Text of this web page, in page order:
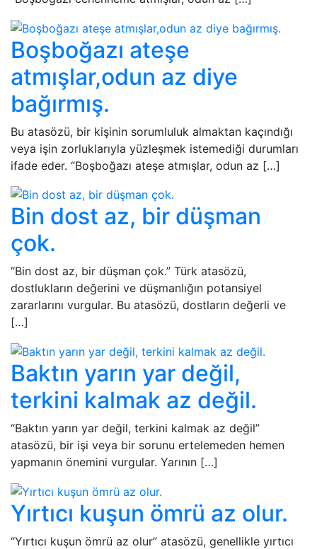
Boşboğazı ateşe
atmışlar,odun az diye
bağırmış.
Bu atasözü, bir kişinin sorumluluk almaktan kaçındığı
veya işin zorluklarıyla yüzleşmek istemediği durumları
ifade eder. “Boşboğazı ateşe atmışlar, odun az […]
Bin dost az, bir düşman
çok.
“Bin dost az, bir düşman çok.” Türk atasözü,
dostlukların değerini ve düşmanlığın potansiyel
zararlarını vurgular. Bu atasözü, dostların değerli ve
[…]
Baktın yarın yar değil,
terkini kalmak az değil.
“Baktın yarın yar değil, terkini kalmak az değil”
atasözü, bir işi veya bir sorunu ertelemeden hemen
yapmanın önemini vurgular. Yarının […]
Yırtıcı kuşun ömrü az olur.
“Yırtıcı kuşun ömrü az olur” atasözü, genellikle yırtıcı